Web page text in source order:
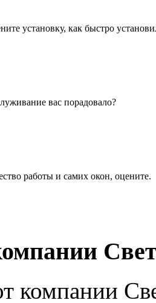
установку, как быстро
вас порадовало?
работы и самих окон, оцените.
компании